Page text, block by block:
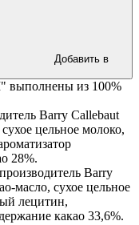
Добавить в
выполнены из 100%
Barry Callebaut
цельное молоко,
28%.
Barry
масло, сухое цельное
лецитин,
какао 33,6%.